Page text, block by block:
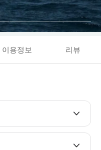
이용정보 리뷰